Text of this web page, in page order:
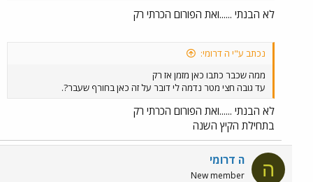
לא הבנתי ......ואת הפורום הכרתי רק
נכתב ע"י ה דרומי:
ממה שכבר כתבו כאן מזמן אז רק
עד גובה חצי מטר נדמה לי דובר על זה כאן בחורף שעבר?.
לא הבנתי ......ואת הפורום הכרתי רק
בתחילת הקיץ השנה
ה ה דרומי
New member